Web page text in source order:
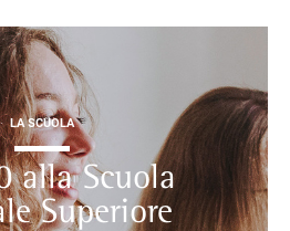
LA SCUOLA
alla Scuola
Superiore